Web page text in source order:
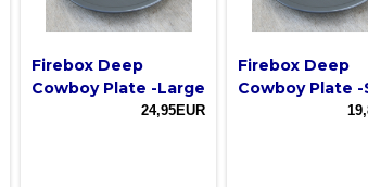
Firebox Deep
Cowboy Plate -Large
24,95EUR
Firebox Deep
Cowboy Plate -